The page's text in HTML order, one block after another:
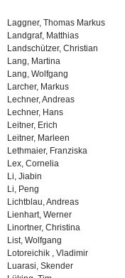
Laggner, Thomas Markus
Landgraf, Matthias
Landschützer, Christian
Lang, Martina
Lang, Wolfgang
Larcher, Markus
Lechner, Andreas
Lechner, Hans
Leitner, Erich
Leitner, Marleen
Lethmaier, Franziska
Lex, Cornelia
Li, Jiabin
Li, Peng
Lichtblau, Andreas
Lienhart, Werner
Linortner, Christina
List, Wolfgang
Lotoreichik , Vladimir
Luarasi, Skender